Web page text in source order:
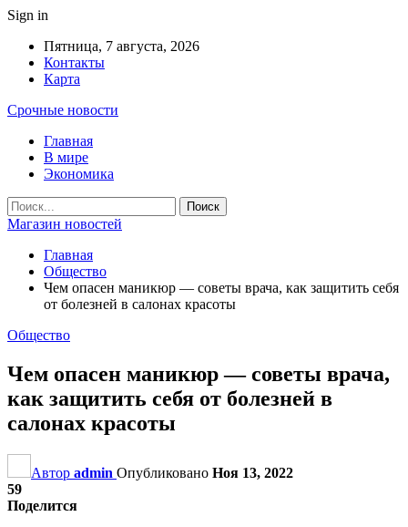
Sign in
Пятница, 7 августа, 2026
Контакты
Карта
Срочные новости
Главная
В мире
Экономика
Магазин новостей
Главная
Общество
Чем опасен маникюр — советы врача, как защитить себя
от болезней в салонах красоты
Общество
Чем опасен маникюр — советы врача,
как защитить себя от болезней в
салонах красоты
Автор admin Опубликовано Ноя 13, 2022
59
Поделится